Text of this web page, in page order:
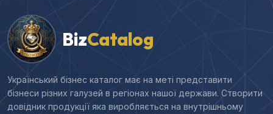
BizCatalog
Український бізнес каталог має на меті представити
бізнеси різних галузей в регіонах нашої держави. Створити
довідник продукції яка виробляється на внутрішньому